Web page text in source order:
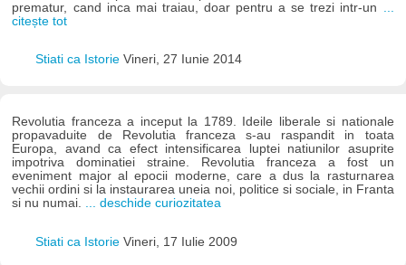
prematur, cand inca mai traiau, doar pentru a se trezi intr-un
citește tot
Stiati ca Istorie Vineri, 27 Iunie 2014
Revolutia franceza a inceput la 1789. Ideile liberale si nationale
propavaduite de Revolutia franceza s-au raspandit in toata
Europa, avand ca efect intensificarea luptei natiunilor asuprite
impotriva dominatiei straine. Revolutia franceza a fost un
eveniment major al epocii moderne, care a dus la rasturnarea
vechii ordini si la instaurarea uneia noi, politice si sociale, in Franta
si nu numai. ... deschide curiozitatea
Stiati ca Istorie Vineri, 17 Iulie 2009